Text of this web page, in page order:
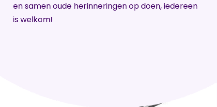
en samen oude herinneringen op doen, iedereen
is welkom!